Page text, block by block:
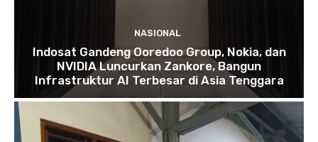
NASIONAL
Indosat Gandeng Ooredoo Group, Nokia, dan
NVIDIA Luncurkan Zankore, Bangun
Infrastruktur AI Terbesar di Asia Tenggara